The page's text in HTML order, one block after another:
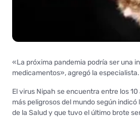
«La próxima pandemia podría ser una
medicamentos», agregó la especialista.
El virus Nipah se encuentra entre los
más peligrosos del mundo según indicó
de la Salud y que tuvo el último brote